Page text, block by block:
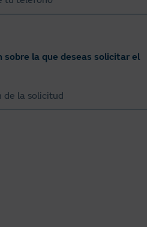
sobre la que deseas solicitar el